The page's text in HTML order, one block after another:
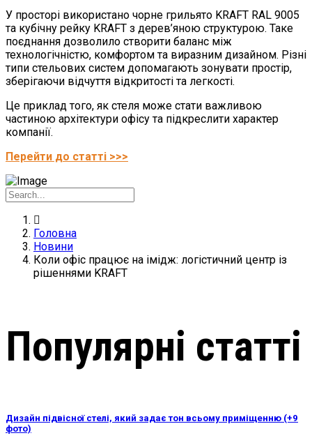
У просторі використано чорне грильято KRAFT RAL 9005
та кубічну рейку KRAFT з дерев’яною структурою. Таке
поєднання дозволило створити баланс між
технологічністю, комфортом та виразним дизайном. Різні
типи стельових систем допомагають зонувати простір,
зберігаючи відчуття відкритості та легкості.
Це приклад того, як стеля може стати важливою
частиною архітектури офісу та підкреслити характер
компанії.
Перейти до статті >>>
Головна
Новини
Коли офіс працює на імідж: логістичний центр із
рішеннями KRAFT
Популярні статті
Дизайн підвісної стелі, який задає тон всьому приміщенню (+9
фото)